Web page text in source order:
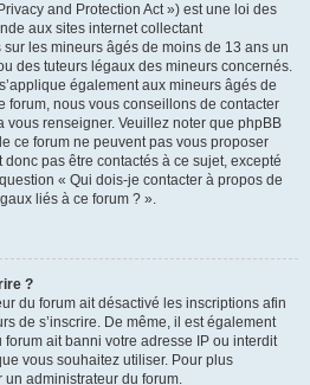
and Protection Act ») est une loi des
aux sites internet collectant
les mineurs âgés de moins de 13 ans un
des tuteurs légaux des mineurs concernés.
également aux mineurs âgés de
forum, nous vous conseillons de contacter
renseigner. Veuillez noter que phpBB
ce forum ne peuvent pas vous proposer
pas être contactés à ce sujet, excepté
« Qui dois-je contacter à propos de
liés à ce forum ? ».
?
du forum ait désactivé les inscriptions afin
de s’inscrire. De même, il est également
ait banni votre adresse IP ou interdit
vous souhaitez utiliser. Pour plus
un administrateur du forum.